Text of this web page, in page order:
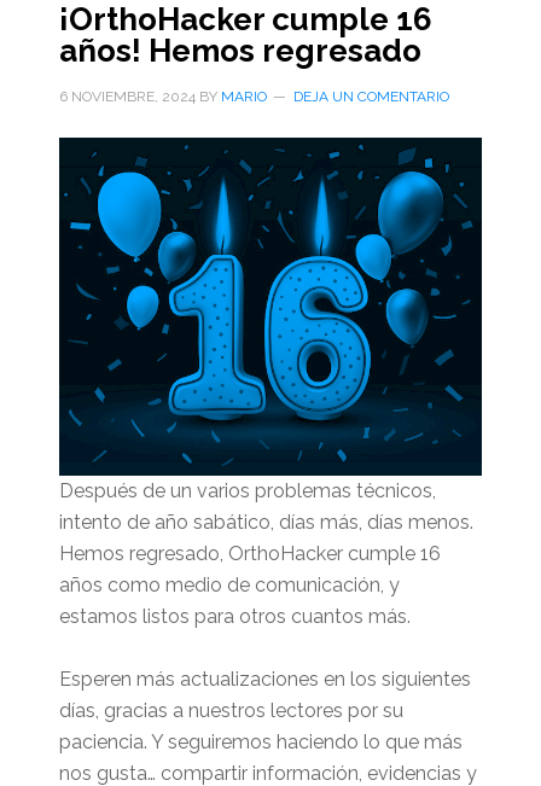
¡OrthoHacker cumple 16
años! Hemos regresado
6 NOVIEMBRE, 2024BY MARIO DEJA UN COMENTARIO
Después de un varios problemas técnicos,
intento de año sabático, días más, días menos.
Hemos regresado, OrthoHacker cumple 16
años como medio de comunicación, y
estamos listos para otros cuantos más.
Esperen más actualizaciones en los siguientes
días, gracias a nuestros lectores por su
paciencia. Y seguiremos haciendo lo que más
nos gusta… compartir información, evidencias y